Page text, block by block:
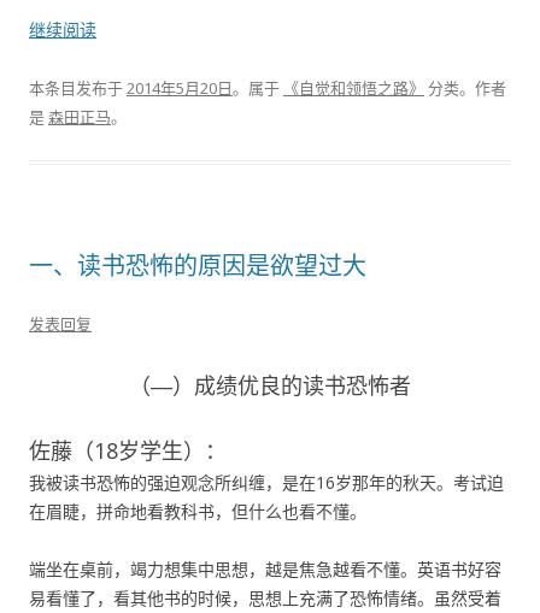
继续阅读
本条目发布于2014年5月20日。属于 《自觉和领悟之路》 分类。 作者
是森田正马。
一、读书恐怖的原因是欲望过大
发表回复
（―）成绩优良的读书恐怖者
佐藤（18岁学生）：
我被读书恐怖的强迫观念所纠缠，是在16岁那年的秋天。考试迫
在眉睫，拼命地看教科书，但什么也看不懂。
端坐在桌前，竭力想集中思想，越是焦急越看不懂。英语书好容
易看懂了，看其他书的时候，思想上充满了恐怖情绪。虽然受着